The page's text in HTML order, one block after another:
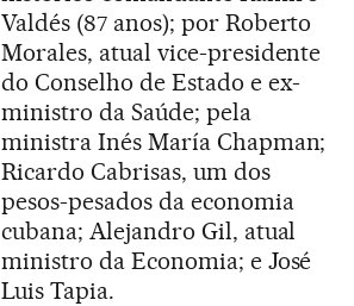
Valdés (87 anos); por Roberto
Morales, atual vice-presidente
do Conselho de Estado e ex-
ministro da Saúde; pela
ministra Inés María Chapman;
Ricardo Cabrisas, um dos
pesos-pesados da economia
cubana; Alejandro Gil, atual
ministro da Economia; e José
Luis Tapia.